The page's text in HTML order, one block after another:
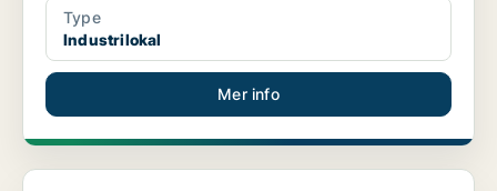
Type
Industrilokal
Mer info
Industrilokal i Säffle